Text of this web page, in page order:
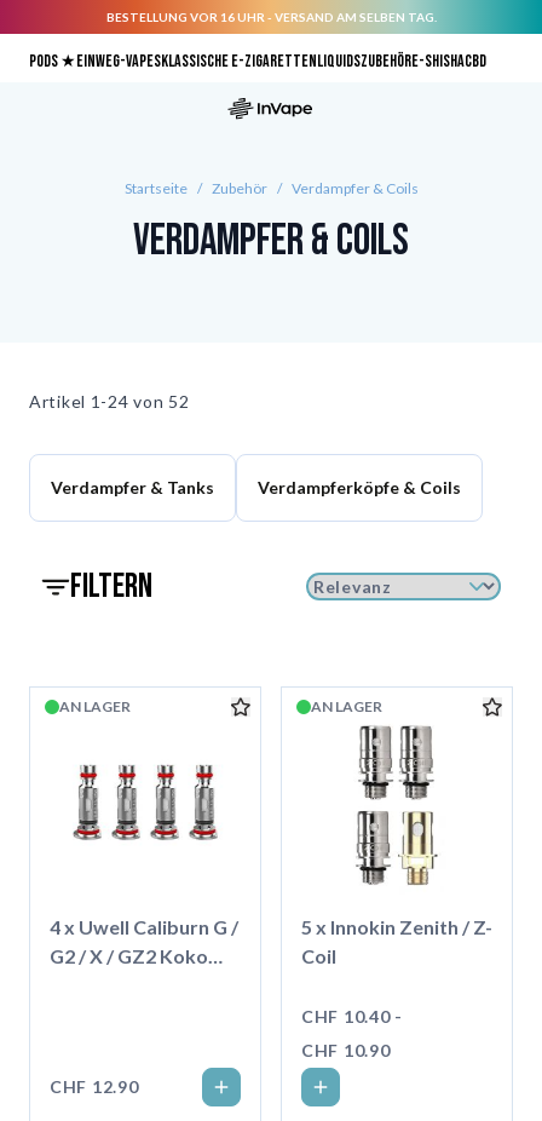
BESTELLUNG VOR 16 UHR - VERSAND AM SELBEN TAG.
Pods ★Einweg-VapesKlassische E-ZigarettenLiquidsZubehörE-ShishaCBD
Startseite / Zubehör / Verdampfer & Coils
Verdampfer & Coils
Artikel 1-24 von 52
Verdampfer & Tanks Verdampferköpfe & Coils
filtern
AN LAGER
4 x Uwell Caliburn G /
G2 / X / GZ2 Koko
CHF 12.90
AN LAGER
5 x Innokin Zenith / Z-
Coil
CHF 10.40 -
CHF 10.90